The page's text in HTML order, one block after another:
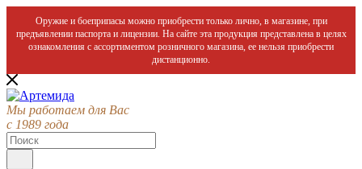
Оружие и боеприпасы можно приобрести только лично, в магазине, при
предъявлении паспорта и лицензии. На сайте эта продукция представлена в целях
ознакомления с ассортиментом розничного магазина, ее нельзя приобрести
дистанционно.
Мы работаем для Вас
с 1989 года